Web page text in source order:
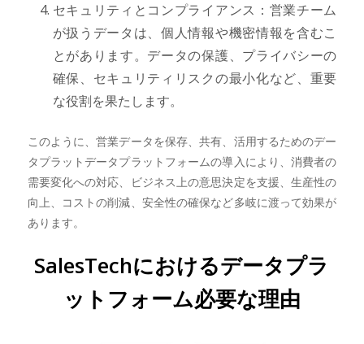
セキュリティとコンプライアンス：営業チーム
が扱うデータは、個人情報や機密情報を含むこ
とがあります。データの保護、プライバシーの
確保、セキュリティリスクの最小化など、重要
な役割を果たします。
このように、営業データを保存、共有、活用するためのデー
タプラットデータプラットフォームの導入により、消費者の
需要変化への対応、ビジネス上の意思決定を支援、生産性の
向上、コストの削減、安全性の確保など多岐に渡って効果が
あります。
SalesTechにおけるデータプラ
ットフォーム必要な理由